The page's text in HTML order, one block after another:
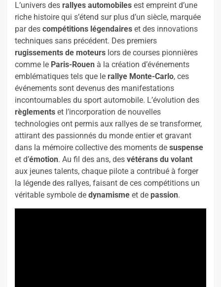
L’univers des rallyes automobiles est empreint d’une
riche histoire qui s’étend sur plus d’un siècle, marquée
par des compétitions légendaires et des innovations
techniques sans précédent. Des premiers
rugissements de moteurs lors de courses pionnières
comme le Paris-Rouen à la création d’événements
emblématiques tels que le rallye Monte-Carlo, ces
événements sont devenus des manifestations
incontournables du sport automobile. L’évolution des
règlements et l’incorporation de nouvelles
technologies ont permis aux rallyes de se transformer,
attirant des passionnés du monde entier et gravant
dans la mémoire collective des moments de suspense
et d’émotion. Au fil des ans, des vétérans du volant
aux jeunes talents, chaque pilote a contribué à forger
la légende des rallyes, faisant de ces compétitions un
véritable symbole de dynamisme et de passion.